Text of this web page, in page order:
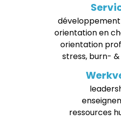
orientation en
orientation
stress, burn-
ressources